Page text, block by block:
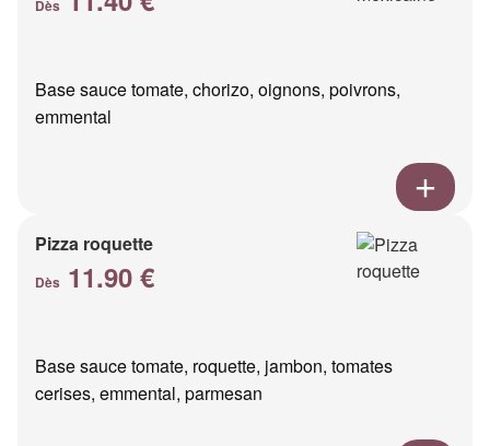
Dès
Base sauce tomate, chorizo, oignons, poivrons,
emmental
Pizza roquette
Dès 11.90 €
Base sauce tomate, roquette, jambon, tomates
cerises, emmental, parmesan